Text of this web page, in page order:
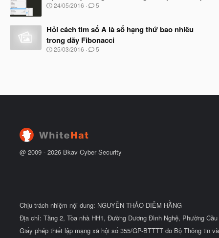
u
y
b
t
đ
ầ
u
N
y
ắ
t
24/05/2016 5
Hỏi cách tìm số A là số hạng thứ bao nhiêu
trong dãy Fibonacci
N
t
25/03/2016 5
@ 2009 - 2026 Bkav Cyber Security
Chịu trách nhiệm nội dung: NGUYỄN THẢO DIỄM HẰNG
Địa chỉ: Tầng 2, Tòa nhà HH1, Đường Dương Đình Nghệ, Phường
Giấy phép thiết lập mạng xã hội số 355/GP-BTTTT do Bộ Thông tin